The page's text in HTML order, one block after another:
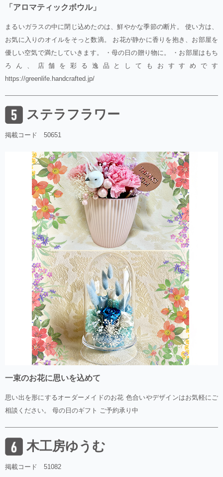
「アロマティックボウル」
まるいガラスの中に閉じ込めたのは、鮮やかな季節の断片。 使い方は、
お気に入りのオイルをそっと数滴。 お花が静かに香りを抱き、お部屋を
優しい空気で満たしていきます。 ・母の日の贈り物に。 ・お部屋はもち
ろん、店舗を彩る逸品としてもおすすめです
https://greenlife.handcrafted.jp/
ステラフラワー
掲載コード 50651
一束のお花に思いを込めて
思い出を形にするオーダーメイドのお花 色合いやデザインはお気軽にご
相談ください。 母の日のギフト ご予約承り中
木工房ゆうむ
掲載コード 51082